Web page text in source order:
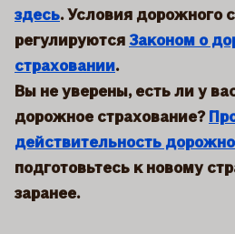
здесь.Условия дорожного
регулируютсяЗаконом о
страховании.
Вы не уверены, есть ли у
дорожное страхование?
действительность
подготовьтесь к новому
заранее.